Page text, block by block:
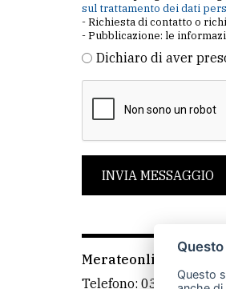
sul trattamento dei dati
- Richiesta di contatto o
- Pubblicazione: le
Dichiaro di aver
INVIA MESSAGGIO
Merateonline S.r.l.
Telefono: 039 9902881
Questo